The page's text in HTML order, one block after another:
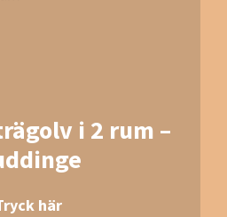
i 2 rum –
här